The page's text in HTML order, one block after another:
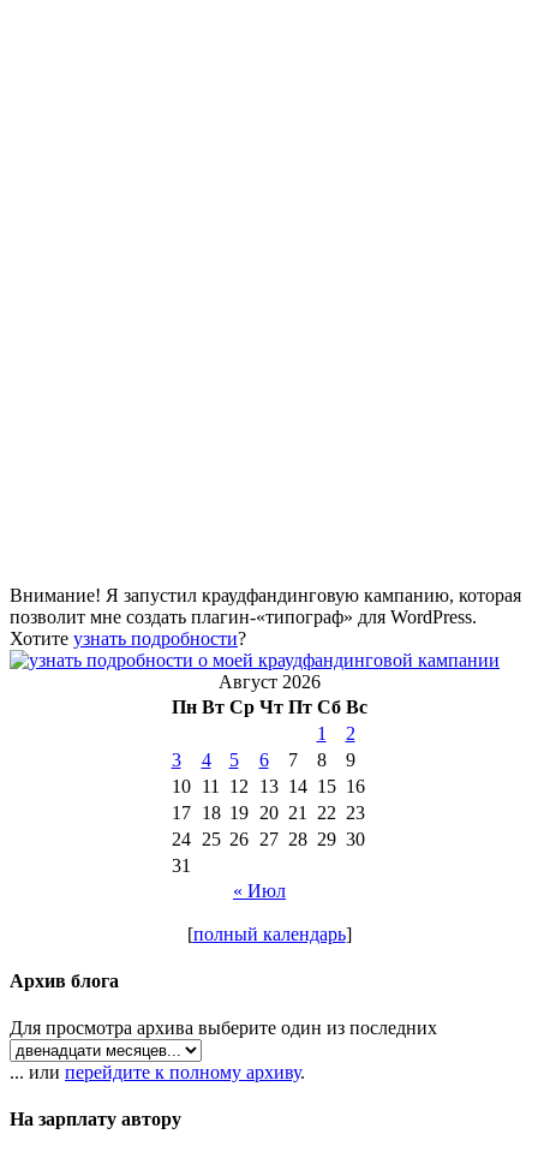
Внимание! Я запустил краудфандинговую кампанию, которая
позволит мне создать плагин-«типограф» для WordPress.
Хотите узнать подробности?
Август 2026
Пн Вт Ср Чт Пт Сб Вс
1
2
3
4 5 6 7 8
9
10
11 12 13 14 15 16
17
18 19 20 21 22 23
24
25 26 27 28 29 30
31
« Июл
[полный календарь]
Архив блога
Для просмотра архива выберите один из последних
... или перейдите к полному архиву.
На зарплату автору